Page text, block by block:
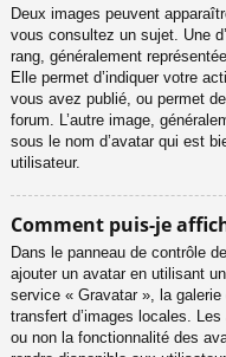
Deux images peuvent
vous consultez un sujet. Une
rang, généralement
Elle permet d’indiquer votre
vous avez publié, ou permet
forum. L’autre image,
sous le nom d’avatar qui est
utilisateur.
Comment puis-je
Dans le panneau de contrôle
ajouter un avatar en utilisant
service « Gravatar », la
transfert d’images locales.
ou non la fonctionnalité des